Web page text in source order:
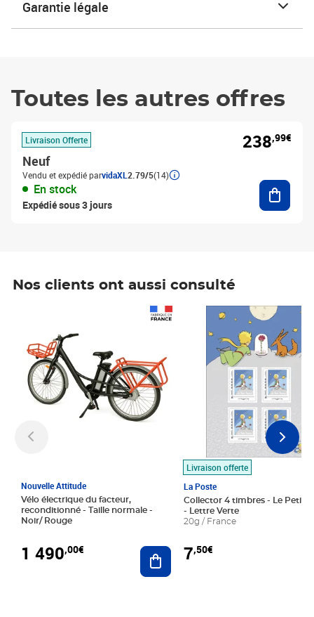
Garantie légale
Toutes les autres offres
Livraison Offerte
Neuf
Vendu et expédié parvidaXL 2.79/5(14)
En stock
Expédié sous 3 jours
238,99€
Nos clients ont aussi consulté
Nouvelle Attitude
Vélo électrique du facteur,
reconditionné - Taille normale -
Noir/ Rouge
1 490,00€ Ajouter au panier
Livraison offerte
La Poste
Collector 4 timbres - Le Petit
- Lettre Verte
20g / France
7,50€
Prix 7,50€